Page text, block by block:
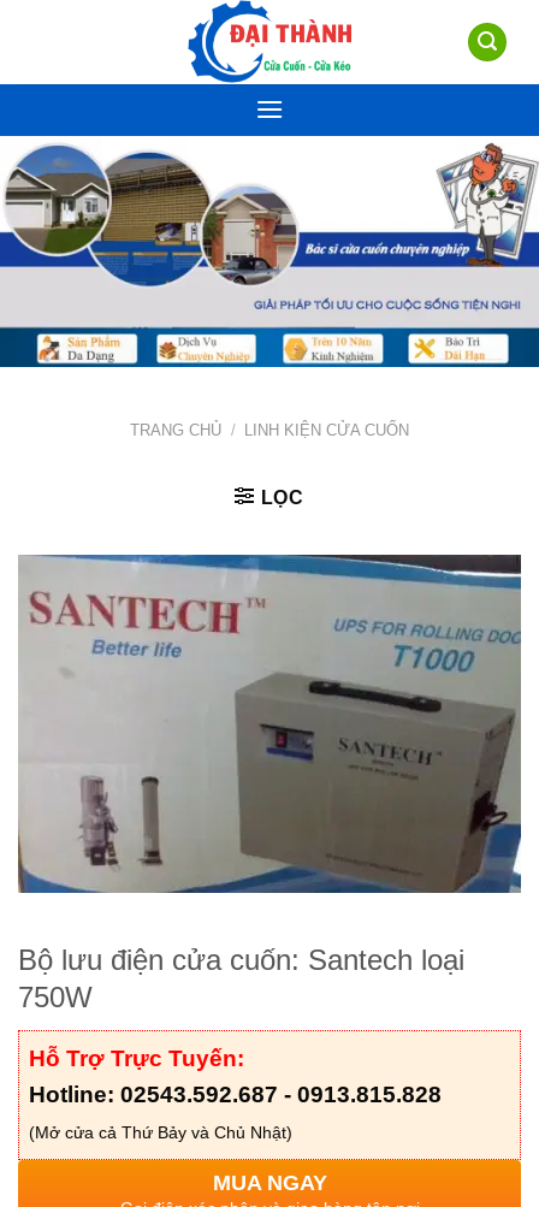
TRANG CHỦ / LINH KIỆN CỬA CUỐN
LỌC
Bộ lưu điện cửa cuốn: Santech loại
750W
Hỗ Trợ Trực Tuyến:
Hotline: 02543.592.687 - 0913.815.828
(Mở cửa cả Thứ Bảy và Chủ Nhật)
MUA NGAY